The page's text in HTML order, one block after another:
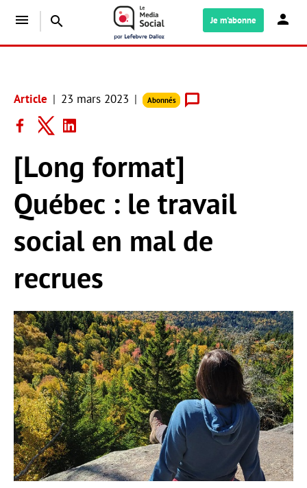
menu search Je m'abonne
Article 23 mars 2023 Abonnés
[Long format]
Québec : le travail
social en mal de
recrues